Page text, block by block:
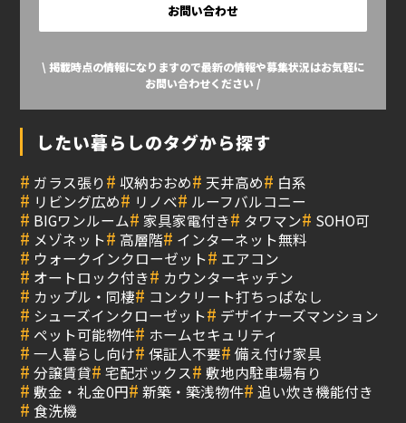
お問い合わせ
\ 掲載時点の情報になりますので最新の情報や募集状況はお気軽に
お問い合わせください /
したい暮らしのタグから探す
# ガラス張り# 収納おおめ# 天井高め# 白系
# リビング広め# リノベ# ルーフバルコニー
# BIGワンルーム# 家具家電付き# タワマン# SOHO可
# メゾネット# 高層階# インターネット無料
# ウォークインクローゼット# エアコン
# オートロック付き# カウンターキッチン
# カップル・同棲# コンクリート打ちっぱなし
# シューズインクローゼット# デザイナーズマンション
# ペット可能物件# ホームセキュリティ
# 一人暮らし向け# 保証人不要# 備え付け家具
# 分譲賃貸# 宅配ボックス# 敷地内駐車場有り
# 敷金・礼金0円# 新築・築浅物件# 追い炊き機能付き
# 食洗機